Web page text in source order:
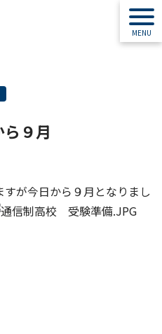
９月
が今日から９月となりまし